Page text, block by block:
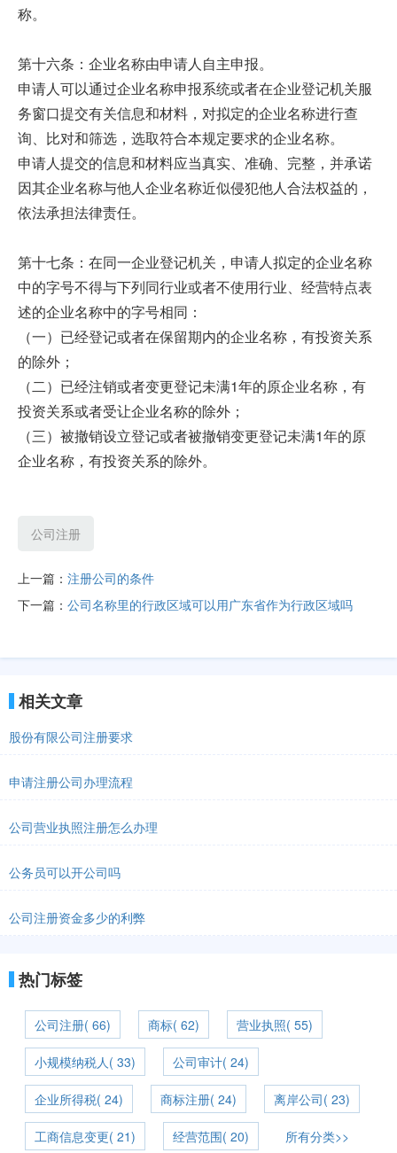
称。
第十六条：企业名称由申请人自主申报。
申请人可以通过企业名称申报系统或者在企业登记机关服
务窗口提交有关信息和材料，对拟定的企业名称进行查
询、比对和筛选，选取符合本规定要求的企业名称。
申请人提交的信息和材料应当真实、准确、完整，并承诺
因其企业名称与他人企业名称近似侵犯他人合法权益的，
依法承担法律责任。
第十七条：在同一企业登记机关，申请人拟定的企业名称
中的字号不得与下列同行业或者不使用行业、经营特点表
述的企业名称中的字号相同：
（一）已经登记或者在保留期内的企业名称，有投资关系
的除外；
（二）已经注销或者变更登记未满1年的原企业名称，有
投资关系或者受让企业名称的除外；
（三）被撤销设立登记或者被撤销变更登记未满1年的原
企业名称，有投资关系的除外。
公司注册
上一篇： 注册公司的条件
下一篇： 公司名称里的行政区域可以用广东省作为行政区域吗
相关文章
股份有限公司注册要求
申请注册公司办理流程
公司营业执照注册怎么办理
公务员可以开公司吗
公司注册资金多少的利弊
热门标签
公司注册( 66) 商标( 62) 营业执照( 55)
小规模纳税人( 33) 公司审计( 24)
企业所得税( 24) 商标注册( 24) 离岸公司( 23)
工商信息变更( 21) 经营范围( 20) 所有分类>>